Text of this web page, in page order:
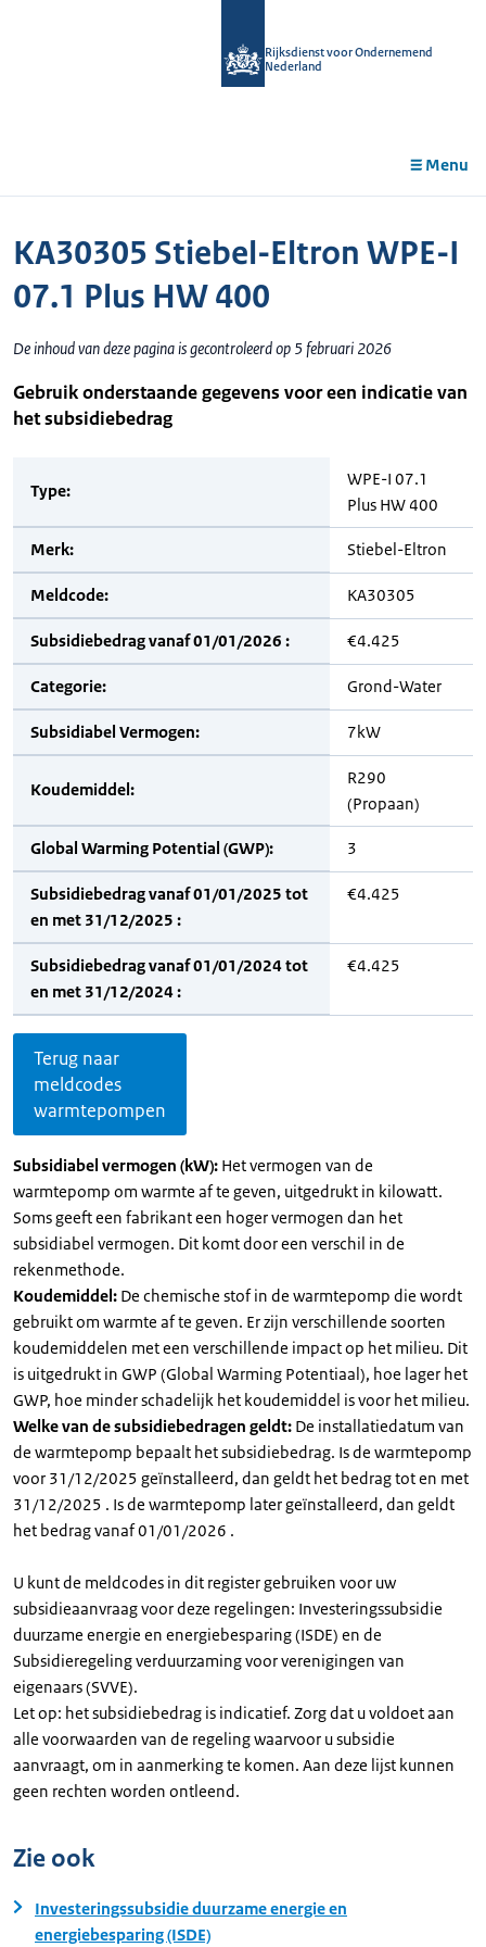
Rijksdienst voor Ondernemend
Nederland
Menu
KA30305 Stiebel-Eltron WPE-I
07.1 Plus HW 400
De inhoud van deze pagina is gecontroleerd op 5 februari 2026
Gebruik onderstaande gegevens voor een indicatie van
het subsidiebedrag
Type:
WPE-I 07.1
Plus HW 400
Merk: Stiebel-Eltron
Meldcode: KA30305
Subsidiebedrag vanaf 01/01/2026 : €4.425
Categorie: Grond-Water
Subsidiabel Vermogen: 7kW
Koudemiddel:
R290
(Propaan)
Global Warming Potential (GWP): 3
Subsidiebedrag vanaf 01/01/2025 tot
en met 31/12/2025 :
€4.425
Subsidiebedrag vanaf 01/01/2024 tot
en met 31/12/2024 :
€4.425
Terug naar
meldcodes
warmtepompen
Subsidiabel vermogen (kW): Het vermogen van de
warmtepomp om warmte af te geven, uitgedrukt in kilowatt.
Soms geeft een fabrikant een hoger vermogen dan het
subsidiabel vermogen. Dit komt door een verschil in de
rekenmethode.
Koudemiddel: De chemische stof in de warmtepomp die wordt
gebruikt om warmte af te geven. Er zijn verschillende soorten
koudemiddelen met een verschillende impact op het milieu. Dit
is uitgedrukt in GWP (Global Warming Potentiaal), hoe lager het
GWP, hoe minder schadelijk het koudemiddel is voor het milieu.
Welke van de subsidiebedragen geldt: De installatiedatum van
de warmtepomp bepaalt het subsidiebedrag. Is de warmtepomp
voor 31/12/2025 geïnstalleerd, dan geldt het bedrag tot en met
31/12/2025 . Is de warmtepomp later geïnstalleerd, dan geldt
het bedrag vanaf 01/01/2026 .
U kunt de meldcodes in dit register gebruiken voor uw
subsidieaanvraag voor deze regelingen: Investeringssubsidie
duurzame energie en energiebesparing (ISDE) en de
Subsidieregeling verduurzaming voor verenigingen van
eigenaars (SVVE).
Let op: het subsidiebedrag is indicatief. Zorg dat u voldoet aan
alle voorwaarden van de regeling waarvoor u subsidie
aanvraagt, om in aanmerking te komen. Aan deze lijst kunnen
geen rechten worden ontleend.
Zie ook
Investeringssubsidie duurzame energie en
energiebesparing (ISDE)